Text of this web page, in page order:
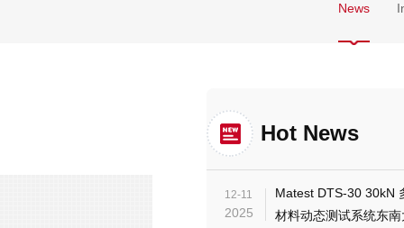
News
Hot News
12-11
2025
Matest DTS-30 30kN
材料动态测试系统东